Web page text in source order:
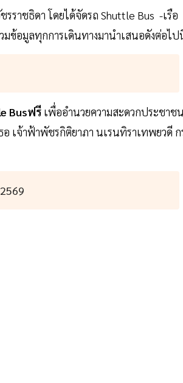
ราชธิดา โดยได้จัดรถ Shuttle Bus -เรือ
มข้อมูลทุกการเดินทางมานำเสนอดังต่อไ
Busฟรี เพื่ออำนวยความสะดวกประชาช
เจ้าฟ้าพัชรกิติยาภา นเรนทิราเทพยวดี